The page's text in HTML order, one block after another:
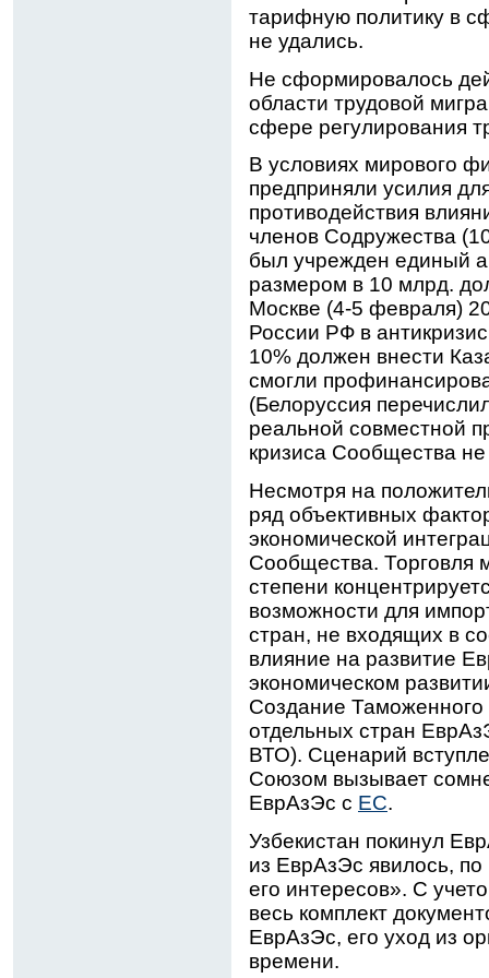
тарифную политику в
не удались.
Не сформировалось
области трудовой
сфере регулирования
В условиях мирового
предприняли усилия
противодействия
членов Содружества
был учрежден единый
размером в 10 млрд.
Москве (4-5 февраля)
России РФ в
10% должен внести
смогли
(Белоруссия
реальной совместной
кризиса Сообщества
Несмотря на
ряд объективных
экономической
Сообщества. Торговля
степени
возможности для
стран, не входящих в
влияние на развитие
экономическом
Создание Таможенного
отдельных стран
ВТО). Сценарий
Союзом вызывает
ЕврАзЭс с ЕС.
Узбекистан покинул
из ЕврАзЭс явилось,
его интересов». С
весь комплект
ЕврАзЭс, его уход из
времени.